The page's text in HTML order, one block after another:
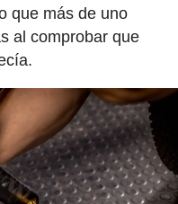
que más de uno
al comprobar que